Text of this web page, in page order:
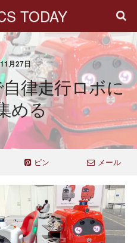
TODAY
月27日
律走行ロボに
める
ピン メール